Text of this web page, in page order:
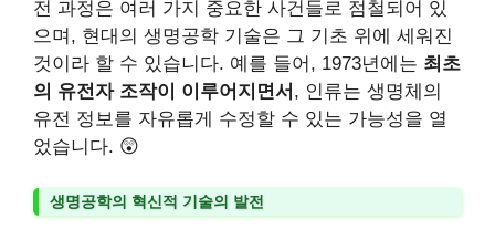
전 과정은 여러 가지 중요한 사건들로 점철되어 있
으며, 현대의 생명공학 기술은 그 기초 위에 세워진
것이라 할 수 있습니다. 예를 들어, 1973년에는 최초
의 유전자 조작이 이루어지면서 , 인류는 생명체의
유전 정보를 자유롭게 수정할 수 있는 가능성을 열
었습니다. 😲
생명공학의 혁신적 기술의 발전